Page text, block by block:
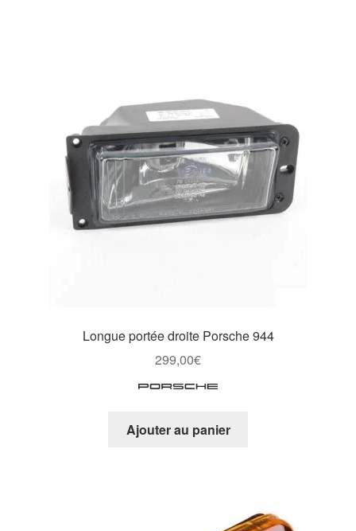
Longue portée droite Porsche 944
299,00€
Ajouter au panier